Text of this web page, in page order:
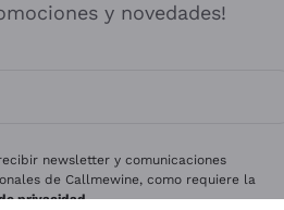
Gavi
y novedades!
opcionales para recibir
newsletter y comunicaciones
de Callmewine, como requiere la
privacidad